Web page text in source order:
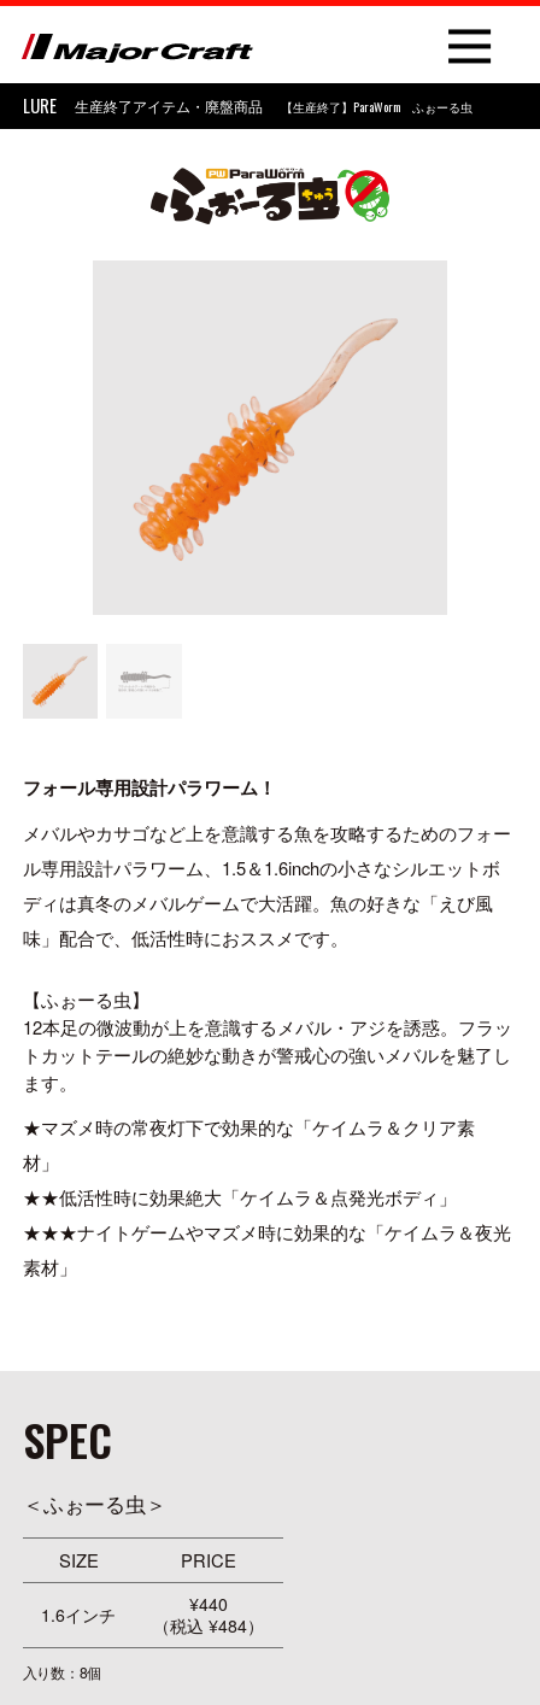
OTHER
ONLINE SHOP
OVERSEAS
CUSTOMER
CATALOGUE
MAJOR CRAFT FACTORY
LURE 生産終了アイテム・廃盤商品 【生産終了】ParaWorm ふぉーる虫
フォール専用設計パラワーム！
メバルやカサゴなど上を意識する魚を攻略するためのフォー
ル専用設計パラワーム、1.5＆1.6inchの小さなシルエットボ
ディは真冬のメバルゲームで大活躍。魚の好きな「えび風
味」配合で、低活性時におススメです。
【ふぉーる虫】
12本足の微波動が上を意識するメバル・アジを誘惑。フラッ
トカットテールの絶妙な動きが警戒心の強いメバルを魅了し
ます。
★マズメ時の常夜灯下で効果的な「ケイムラ＆クリア素
材」
★★低活性時に効果絶大「ケイムラ＆点発光ボディ」
★★★ナイトゲームやマズメ時に効果的な「ケイムラ＆夜光
素材」
SPEC
＜ふぉーる虫＞
SIZE PRICE
1.6インチ
¥440
（税込 ¥484）
入り数：8個